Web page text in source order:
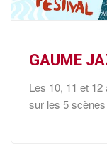
GAUME
Les 10, 11 et
sur les 5